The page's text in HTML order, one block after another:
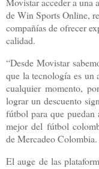
de Win Sports Online,
compañías de ofrecer
calidad.
“Desde Movistar
que la tecnología es un
cualquier momento,
lograr un descuento
fútbol para que puedan
mejor del fútbol
de Mercadeo Colombia.
El auge de las